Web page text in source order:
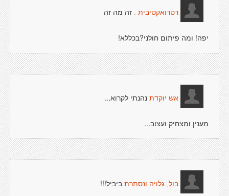
רטרואקטיבית . זה מה זה
יפה! ומה פיתום חולני?בכללא!
אש יוקדת נהנתי לקרוא...
מענין ומצחיק ועצוב...
בול, גלויה ונסתרת ביביל!!!